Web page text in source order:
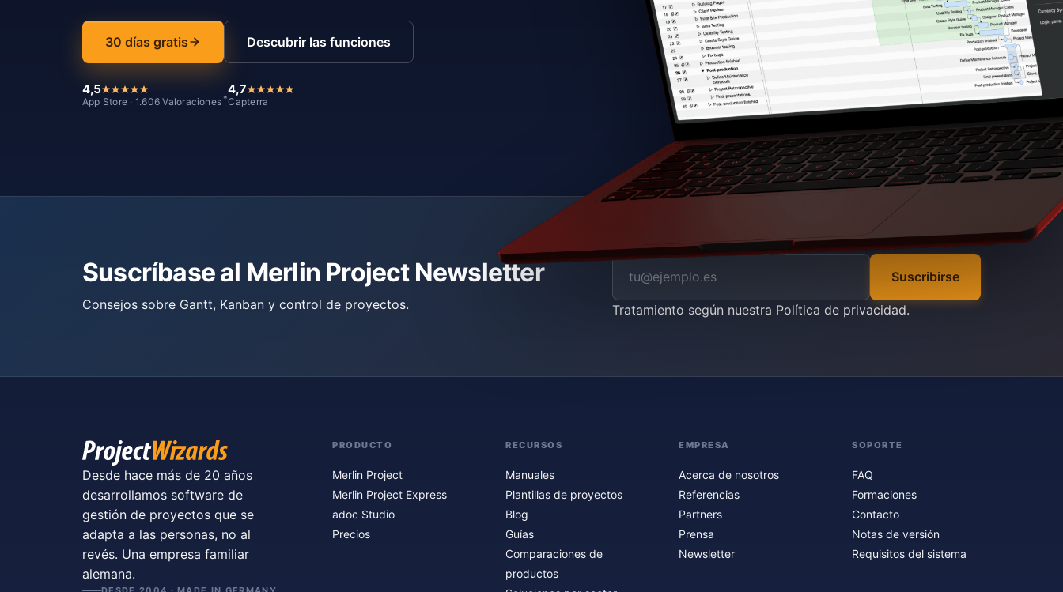
30 días gratis Descubrir las funciones
4,5
App Store · 1.606 Valoraciones *
4,7
Capterra
Suscríbase al Merlin Project Newsletter
Consejos sobre Gantt, Kanban y control de proyectos.
Suscribirse
Tratamiento según nuestra Política de privacidad.
Desde hace más de 20 años
desarrollamos software de
gestión de proyectos que se
adapta a las personas, no al
revés. Una empresa familiar
alemana.
PRODUCTO
Merlin Project
Merlin Project Express
adoc Studio
Precios
RECURSOS
Manuales
Plantillas de proyectos
Blog
Guías
Comparaciones de
productos
EMPRESA
Acerca de nosotros
Referencias
Partners
Prensa
Newsletter
SOPORTE
FAQ
Formaciones
Contacto
Notas de versión
Requisitos del sistema